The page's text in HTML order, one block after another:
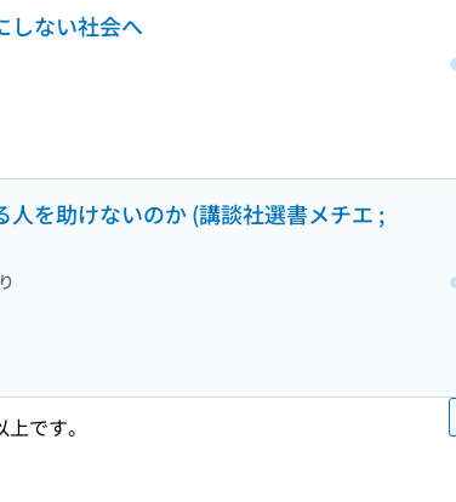
しない社会へ
を助けないのか (講談社選書メチエ ;
です。